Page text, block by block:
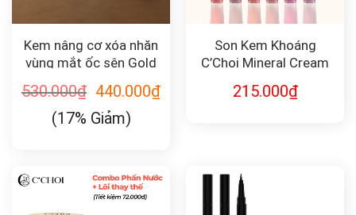
Kem nâng cơ xóa nhăn
vùng mắt ốc sên Gold
Cream 30ml
530.000₫ 440.000₫
(17% Giảm)
Son Kem Khoáng
C’Choi Mineral Cream
215.000₫